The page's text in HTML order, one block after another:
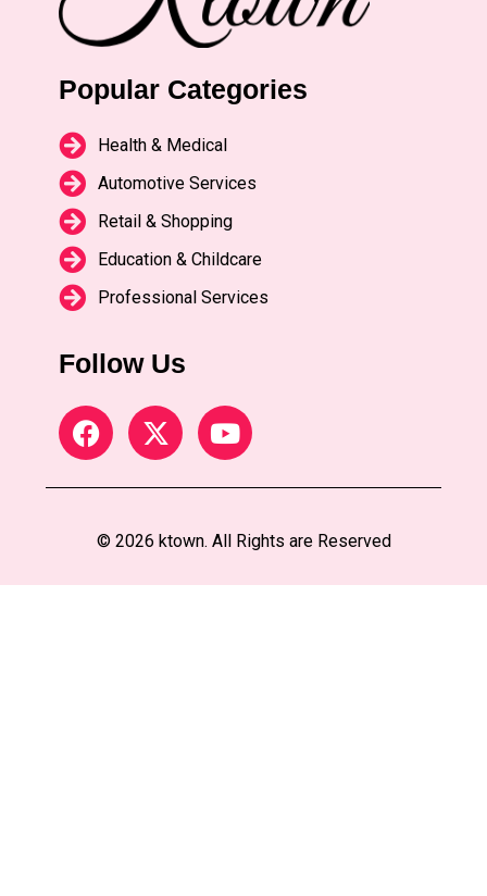
Popular Categories
Health & Medical
Automotive Services
Retail & Shopping
Education & Childcare
Professional Services
Follow Us
© 2026 ktown. All Rights are Reserved